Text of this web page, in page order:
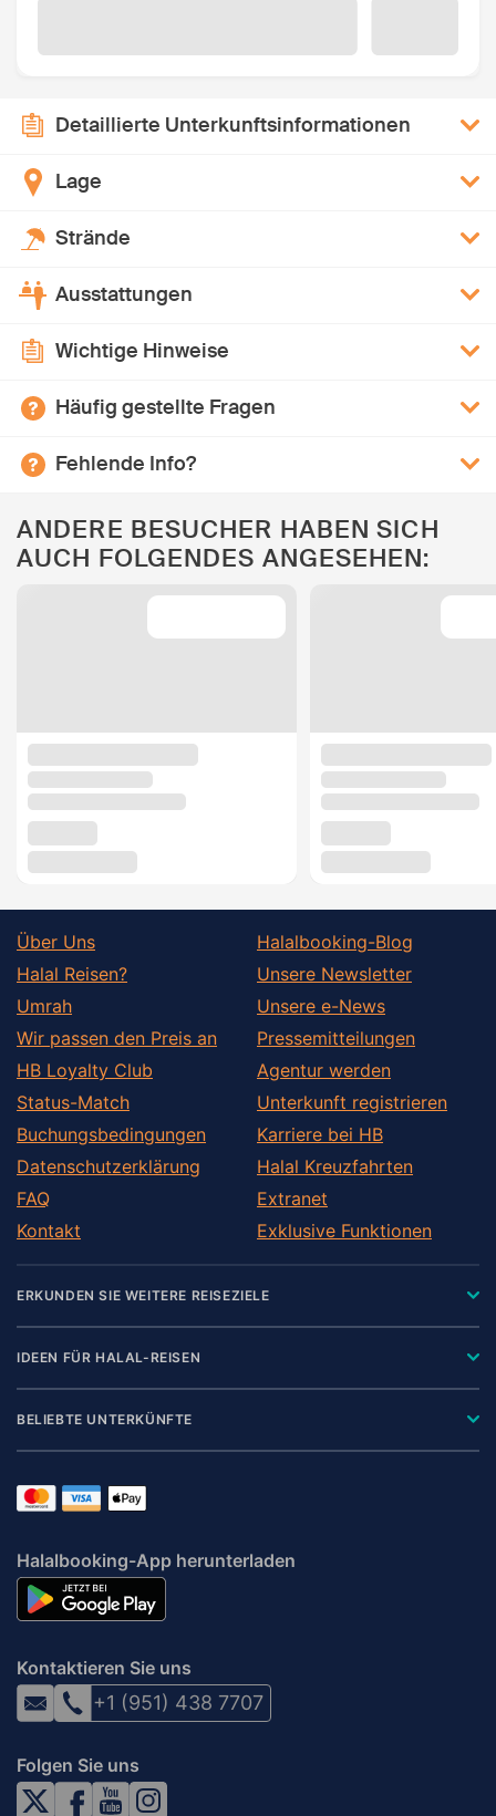
Detaillierte Unterkunftsinformationen
Lage
Strände
Ausstattungen
Wichtige Hinweise
Häufig gestellte Fragen
Fehlende Info?
ANDERE BESUCHER HABEN SICH
AUCH FOLGENDES ANGESEHEN:
Über Uns
Halal Reisen?
Umrah
Wir passen den Preis an
HB Loyalty Club
Status-Match
Buchungsbedingungen
Datenschutzerklärung
FAQ
Kontakt
Halalbooking-Blog
Unsere Newsletter
Unsere e-News
Pressemitteilungen
Agentur werden
Unterkunft registrieren
Karriere bei HB
Halal Kreuzfahrten
Extranet
Exklusive Funktionen
ERKUNDEN SIE WEITERE REISEZIELE
IDEEN FÜR HALAL-REISEN
BELIEBTE UNTERKÜNFTE
Halalbooking-App herunterladen
Kontaktieren Sie uns
+1 (951) 438 7707
Folgen Sie uns